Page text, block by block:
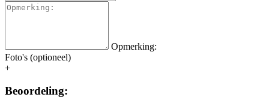
Opmerking:
Foto's (optioneel)
+
Beoordeling: